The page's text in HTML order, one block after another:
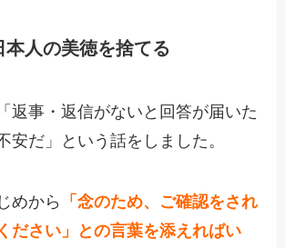
本人の美徳を捨てる
返事・返信がないと回答が届いた
安だ」という話をしました。
めから
「念のため、ご確認をされ
ださい」との言葉を添えればい